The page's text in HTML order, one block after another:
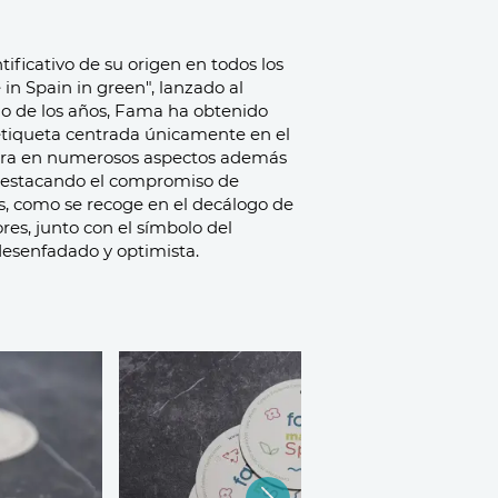
de su origen en todos los
Spain in green", lanzado al
de los años, Fama ha obtenido
centrada únicamente en el
en numerosos aspectos además
el compromiso de
como se recoge en el decálogo de
junto con el símbolo del
y optimista.